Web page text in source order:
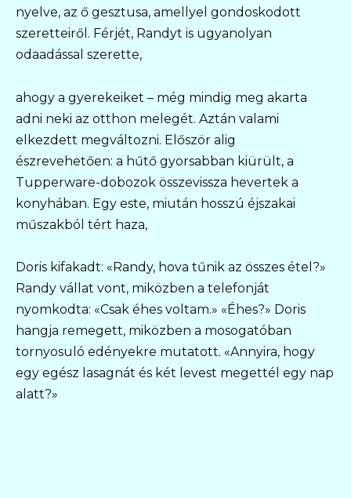
nyelve, az ő gesztusa, amellyel gondoskodott
szeretteiről. Férjét, Randyt is ugyanolyan
odaadással szerette,
ahogy a gyerekeiket – még mindig meg akarta
adni neki az otthon melegét. Aztán valami
elkezdett megváltozni. Először alig
észrevehetően: a hűtő gyorsabban kiürült, a
Tupperware-dobozok összevissza hevertek a
konyhában. Egy este, miután hosszú éjszakai
műszakból tért haza,
Doris kifakadt: «Randy, hova tűnik az összes étel?»
Randy vállat vont, miközben a telefonját
nyomkodta: «Csak éhes voltam.» «Éhes?» Doris
hangja remegett, miközben a mosogatóban
tornyosuló edényekre mutatott. «Annyira, hogy
egy egész lasagnát és két levest megettél egy nap
alatt?»